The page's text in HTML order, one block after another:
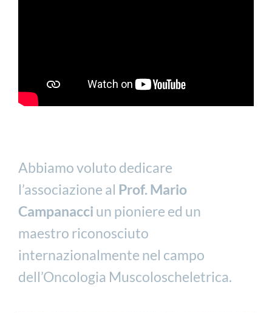
Abbiamo voluto dedicare
l’associazione al Prof. Mario
Campanacci un pioniere ed un
maestro riconosciuto
internazionalmente nel campo
dell’Oncologia Muscoloscheletrica.